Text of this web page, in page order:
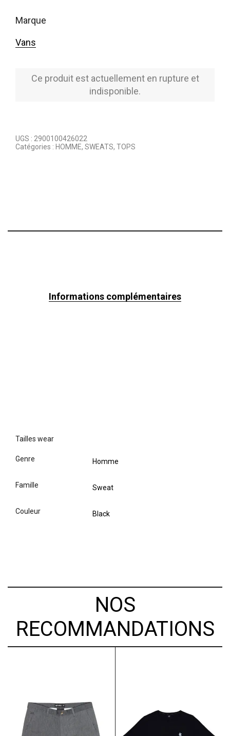
marque
Vans
Ce produit est actuellement en rupture et
indisponible.
UGS : 2900100426022
Catégories : HOMME, SWEATS, TOPS
Informations complémentaires
tailles wear
genre Homme
famille Sweat
couleur Black
NOS
RECOMMANDATIONS